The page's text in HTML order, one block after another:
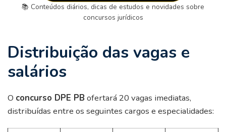
📚 Conteúdos diários, dicas de estudos e novidades sobre
concursos jurídicos
Distribuição das vagas e
salários
O concurso DPE PB ofertará 20 vagas imediatas,
distribuídas entre os seguintes cargos e especialidades: